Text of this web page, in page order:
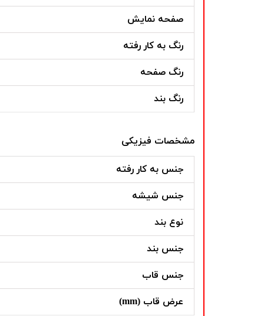
صفحه نمایش
رنگ به کار رفته
رنگ صفحه
رنگ بند
مشخصات فیزیکی
جنس به کار رفته
جنس شیشه
نوع بند
جنس بند
جنس قاب
عرض قاب (mm)